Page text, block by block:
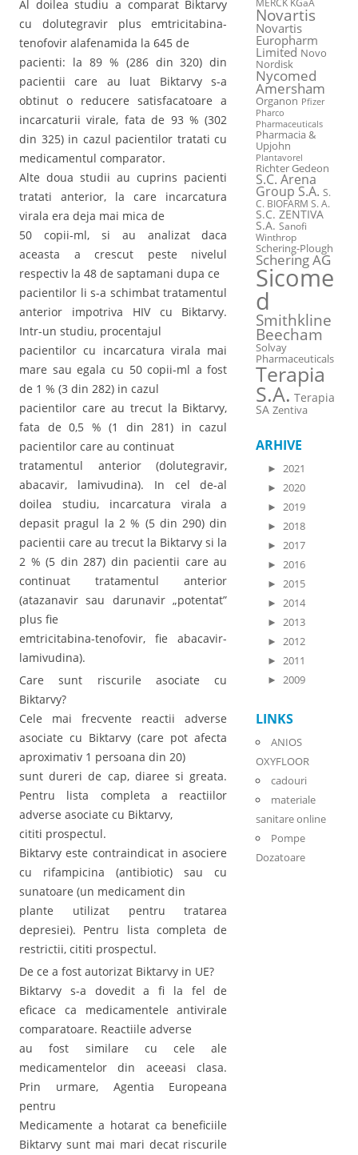
Al doilea studiu a comparat Biktarvy
cu dolutegravir plus emtricitabina-
tenofovir alafenamida la 645 de
pacienti: la 89 % (286 din 320) din
pacientii care au luat Biktarvy s-a
obtinut o reducere satisfacatoare a
incarcaturii virale, fata de 93 % (302
din 325) in cazul pacientilor tratati cu
medicamentul comparator.
Alte doua studii au cuprins pacienti
tratati anterior, la care incarcatura
virala era deja mai mica de
50 copii-ml, si au analizat daca
aceasta a crescut peste nivelul
respectiv la 48 de saptamani dupa ce
pacientilor li s-a schimbat tratamentul
anterior impotriva HIV cu Biktarvy.
Intr-un studiu, procentajul
pacientilor cu incarcatura virala mai
mare sau egala cu 50 copii-ml a fost
de 1 % (3 din 282) in cazul
pacientilor care au trecut la Biktarvy,
fata de 0,5 % (1 din 281) in cazul
pacientilor care au continuat
tratamentul anterior (dolutegravir,
abacavir, lamivudina). In cel de-al
doilea studiu, incarcatura virala a
depasit pragul la 2 % (5 din 290) din
pacientii care au trecut la Biktarvy si la
2 % (5 din 287) din pacientii care au
continuat tratamentul anterior
(atazanavir sau darunavir „potentat”
plus fie
emtricitabina-tenofovir, fie abacavir-
lamivudina).
Care sunt riscurile asociate cu
Biktarvy?
Cele mai frecvente reactii adverse
asociate cu Biktarvy (care pot afecta
aproximativ 1 persoana din 20)
sunt dureri de cap, diaree si greata.
Pentru lista completa a reactiilor
adverse asociate cu Biktarvy,
cititi prospectul.
Biktarvy este contraindicat in asociere
cu rifampicina (antibiotic) sau cu
sunatoare (un medicament din
plante utilizat pentru tratarea
depresiei). Pentru lista completa de
restrictii, cititi prospectul.
De ce a fost autorizat Biktarvy in UE?
Biktarvy s-a dovedit a fi la fel de
eficace ca medicamentele antivirale
comparatoare. Reactiile adverse
au fost similare cu cele ale
medicamentelor din aceeasi clasa.
Prin urmare, Agentia Europeana
pentru
Medicamente a hotarat ca beneficiile
Biktarvy sunt mai mari decat riscurile
MERCK KGaA
Novartis
Novartis
Europharm
Limited Novo
Nordisk
Nycomed
Amersham
Organon Pfizer
Pharco
Pharmaceuticals
Pharmacia &
Upjohn
Plantavorel
Richter Gedeon
S.C. Arena
Group S.A. S.
C. BIOFARM S. A.
S.C. ZENTIVA
S.A. Sanofi
Winthrop
Schering-Plough
Schering AG
Sicome
d
Smithkline
Beecham
Solvay
Pharmaceuticals
Terapia
S.A. Terapia
SA Zentiva
ARHIVE
► 2021
► 2020
► 2019
► 2018
► 2017
► 2016
► 2015
► 2014
► 2013
► 2012
► 2011
► 2009
LINKS
ANIOS
OXYFLOOR
cadouri
materiale
sanitare online
Pompe
Dozatoare